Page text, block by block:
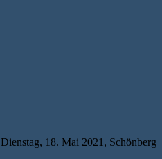
Dienstag, 18. Mai 2021, Schönberg